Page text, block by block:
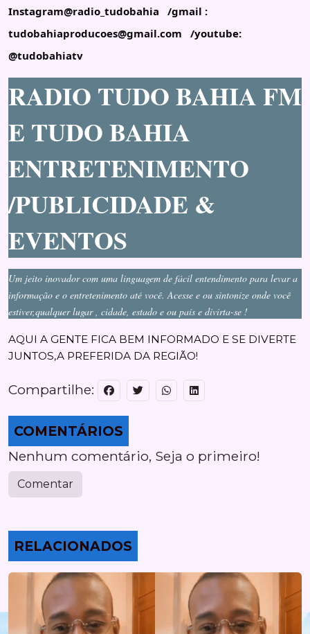
Instagram@radio_tudobahia /gmail :
tudobahiaproducoes@gmail.com /youtube:
@tudobahiatv
RADIO TUDO BAHIA FM
E TUDO BAHIA
ENTRETENIMENTO
/PUBLICIDADE &
EVENTOS
Um jeito inovador com uma linguagem de fácil entendimento para levar a
informação e o entretenimento até você. Acesse e ou sintonize onde você
estiver,qualquer lugar , cidade, estado e ou país e divirta-se !
AQUI A GENTE FICA BEM INFORMADO E SE DIVERTE
JUNTOS,A PREFERIDA DA REGIÃO!
Compartilhe:
COMENTÁRIOS
Nenhum comentário, Seja o primeiro!
Comentar
RELACIONADOS